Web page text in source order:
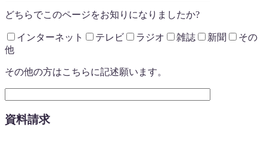
どちらでこのページをお知りになりましたか?
インターネット テレビ ラジオ 雑誌 新聞
その
他
その他の方はこちらに記述願います。
資料請求